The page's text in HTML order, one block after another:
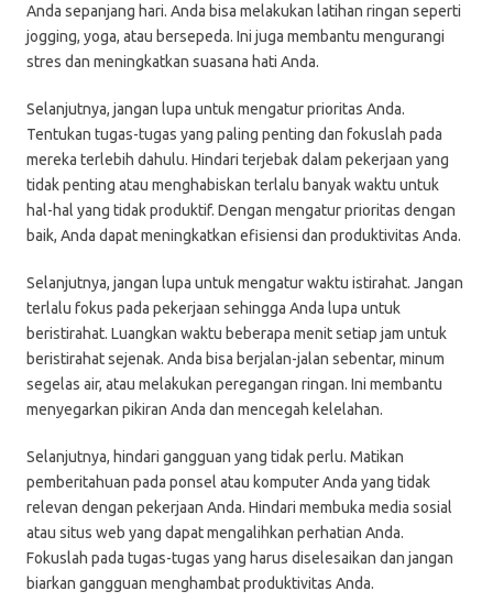
Anda sepanjang hari. Anda bisa melakukan latihan ringan seperti
jogging, yoga, atau bersepeda. Ini juga membantu mengurangi
stres dan meningkatkan suasana hati Anda.
Selanjutnya, jangan lupa untuk mengatur prioritas Anda.
Tentukan tugas-tugas yang paling penting dan fokuslah pada
mereka terlebih dahulu. Hindari terjebak dalam pekerjaan yang
tidak penting atau menghabiskan terlalu banyak waktu untuk
hal-hal yang tidak produktif. Dengan mengatur prioritas dengan
baik, Anda dapat meningkatkan efisiensi dan produktivitas Anda.
Selanjutnya, jangan lupa untuk mengatur waktu istirahat. Jangan
terlalu fokus pada pekerjaan sehingga Anda lupa untuk
beristirahat. Luangkan waktu beberapa menit setiap jam untuk
beristirahat sejenak. Anda bisa berjalan-jalan sebentar, minum
segelas air, atau melakukan peregangan ringan. Ini membantu
menyegarkan pikiran Anda dan mencegah kelelahan.
Selanjutnya, hindari gangguan yang tidak perlu. Matikan
pemberitahuan pada ponsel atau komputer Anda yang tidak
relevan dengan pekerjaan Anda. Hindari membuka media sosial
atau situs web yang dapat mengalihkan perhatian Anda.
Fokuslah pada tugas-tugas yang harus diselesaikan dan jangan
biarkan gangguan menghambat produktivitas Anda.